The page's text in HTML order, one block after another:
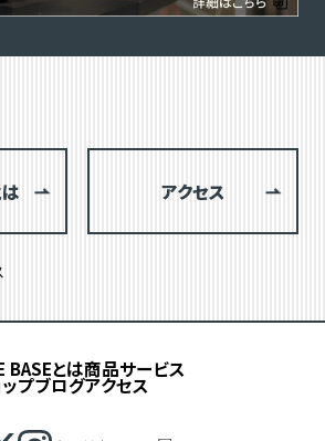
アクセス
BASEとは商品サービス
プブログアクセス